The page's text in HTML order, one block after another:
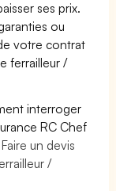
ses prix.
ou
votre contrat
ferrailleur /
interroger
RC Chef
Faire un devis
/